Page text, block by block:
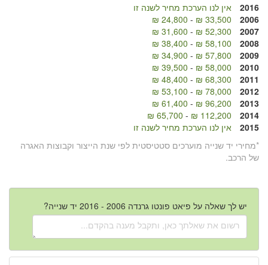
2016
אין לנו הערכת מחיר לשנה זו
2006
33,500 ₪
-
24,800 ₪
2007
52,300 ₪
-
31,600 ₪
2008
58,100 ₪
-
38,400 ₪
2009
57,800 ₪
-
34,900 ₪
2010
58,000 ₪
-
39,500 ₪
2011
68,300 ₪
-
48,400 ₪
2012
78,000 ₪
-
53,100 ₪
2013
96,200 ₪
-
61,400 ₪
2014
112,200 ₪
-
65,700 ₪
2015
אין לנו הערכת מחיר לשנה זו
*מחירי יד שנייה מוערכים סטטיסטית לפי שנת הייצור וקבוצות האגרה
של הרכב.
יש לך שאלה על פיאט פונטו גרנדה 2006 - 2016 יד שנייה?